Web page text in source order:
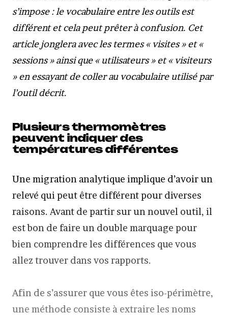
s’impose : le vocabulaire entre les outils est
différent et cela peut prêter à confusion. Cet
article jonglera avec les termes « visites » et «
sessions » ainsi que « utilisateurs » et « visiteurs
» en essayant de coller au vocabulaire utilisé par
l’outil décrit.
Plusieurs thermomètres
peuvent indiquer des
températures différentes
Une migration analytique implique d’avoir un
relevé qui peut être différent pour diverses
raisons. Avant de partir sur un nouvel outil, il
est bon de faire un double marquage pour
bien comprendre les différences que vous
allez trouver dans vos rapports.
Afin de s’assurer que vous êtes iso-périmètre,
une méthode consiste à extraire les noms